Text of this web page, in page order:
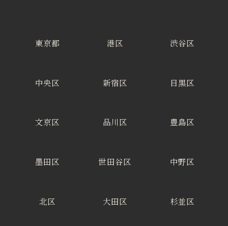
東京都 港区 渋谷区
中央区 新宿区 目黒区
文京区 品川区 豊島区
墨田区 世田谷区 中野区
北区 大田区 杉並区